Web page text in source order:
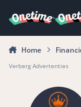
Home
Verberg Advertenties